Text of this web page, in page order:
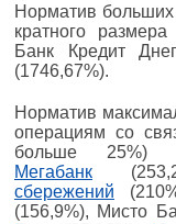
Норматив
кратного
Банк Кредит
(1746,67%).
Норматив
операциям со
больше 25%)
Мегабанк
сбережений
(156,9%), Мисто